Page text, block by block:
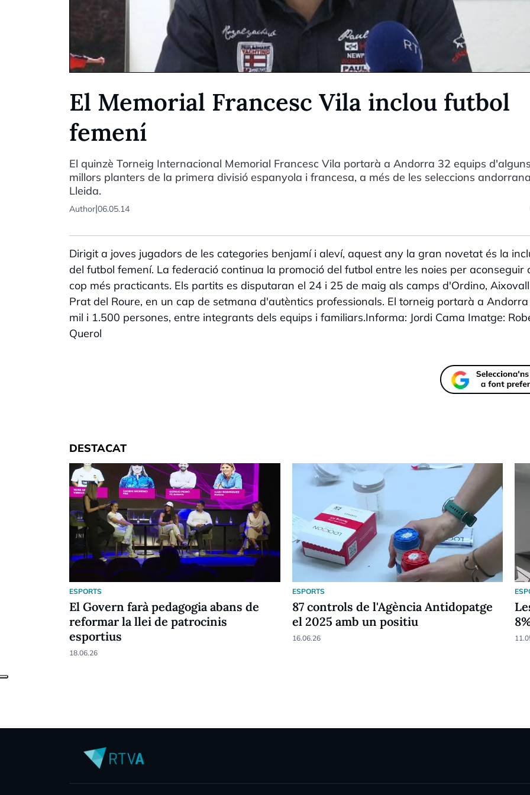
El Memorial Francesc Vila inclou futbol
femení
El quinzè Torneig Internacional Memorial Francesc Vila portarà a Andorra 32 equips
millors planters de la primera divisió espanyola i francesa, a més de les seleccions
Lleida.
Author|06.05.14
Dirigit a joves jugadors de les categories benjamí i aleví, aquest any la gran novetat és la
del futbol femení. La federació continua la promoció del futbol entre les noies per aconseguir
cop més practicants. Els partits es disputaran el 24 i 25 de maig als camps d'Ordino,
Prat del Roure, en un cap de setmana d'autèntics professionals. El torneig portarà a
mil i 1.500 persones, entre integrants dels equips i familiars.Informa: Jordi Cama Imatge:
Querol
DESTACAT
ESPORTS
El Govern farà pedagogia abans de
reformar la llei de patrocinis
esportius
18.06.26
ESPORTS
87 controls de l'Agència Antidopatge
el 2025 amb un positiu
16.06.26